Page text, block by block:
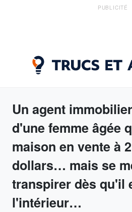
PUBLICITÉ
Un agent
d'une femme âgée
maison en vente à
dollars… mais se
transpirer dès qu'il
l'intérieur…